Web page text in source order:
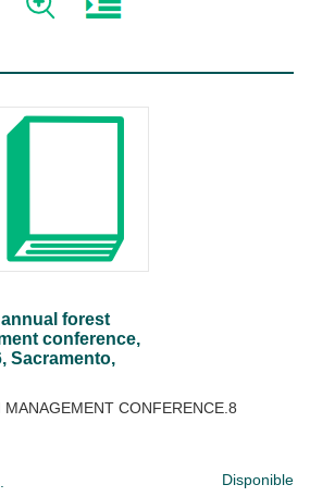
forest
conference,
Sacramento,
CONFERENCE.8
Disponible